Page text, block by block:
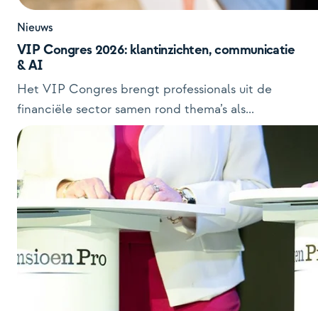
Nieuws
VIP Congres 2026: klantinzichten, communicatie
& AI
Het VIP Congres brengt professionals uit de
financiële sector samen rond thema’s als...